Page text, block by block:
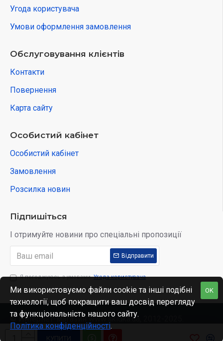
КУПИТИ
Угода користувача
Умови оформлення замовлення
Обслуговування клієнтів
Контакти
Повернення
Карта сайту
Особистий кабінет
Особистий кабінет
Замовлення
Розсилка новин
Підпишіться
І отримуйте новини про спеціальні пропозиції
Відправити
Я погоджуюсь з умовами Угода користувача
© Интернет-магазин www.skidka.ua, 2012-2025.
OK
Ми використовуємо файли cookie та інші подібні
технології, щоб покращити ваш досвід перегляду
та функціональність нашого сайту.
Політика конфіденційності.